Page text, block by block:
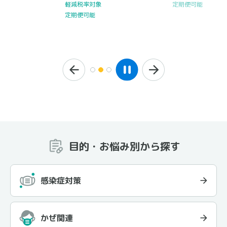
軽減税率対象
定期便可能
定期便可能
目的・お悩み別から探す
感染症対策
かぜ関連